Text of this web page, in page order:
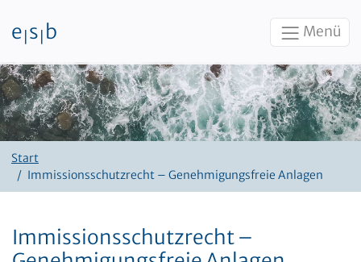
Zum Inhalt
e s b Menü
Start
Immissionsschutzrecht – Genehmigungsfreie Anlagen
Immissionsschutzrecht –